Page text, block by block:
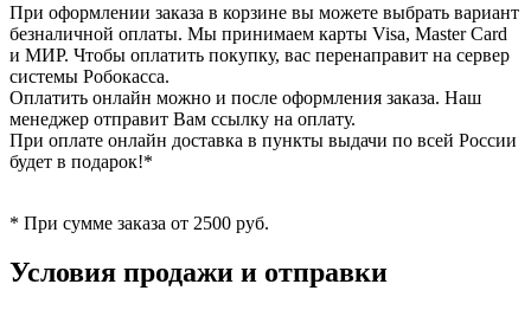
При оформлении заказа в корзине вы можете выбрать вариант
безналичной оплаты. Мы принимаем карты Visa, Master Card
и МИР. Чтобы оплатить покупку, вас перенаправит на сервер
системы Робокасса.
Оплатить онлайн можно и после оформления заказа. Наш
менеджер отправит Вам ссылку на оплату.
При оплате онлайн доставка в пункты выдачи по всей России
будет в подарок!*
* При сумме заказа от 2500 руб.
Условия продажи и отправки